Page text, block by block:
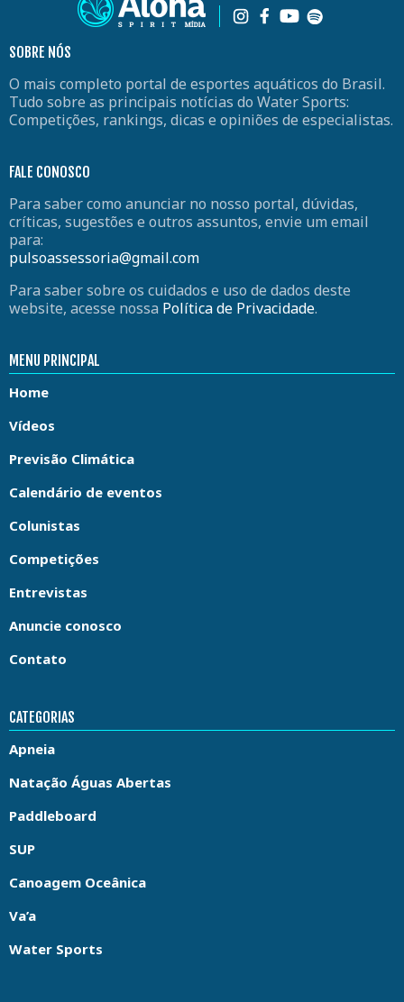
SOBRE NÓS
O mais completo portal de esportes aquáticos do Brasil.
Tudo sobre as principais notícias do Water Sports:
Competições, rankings, dicas e opiniões de especialistas.
FALE CONOSCO
Para saber como anunciar no nosso portal, dúvidas,
críticas, sugestões e outros assuntos, envie um email
para:
pulsoassessoria@gmail.com
Para saber sobre os cuidados e uso de dados deste
website, acesse nossa Política de Privacidade.
MENU PRINCIPAL
Home
Vídeos
Previsão Climática
Calendário de eventos
Colunistas
Competições
Entrevistas
Anuncie conosco
Contato
CATEGORIAS
Apneia
Natação Águas Abertas
Paddleboard
SUP
Canoagem Oceânica
Va’a
Water Sports